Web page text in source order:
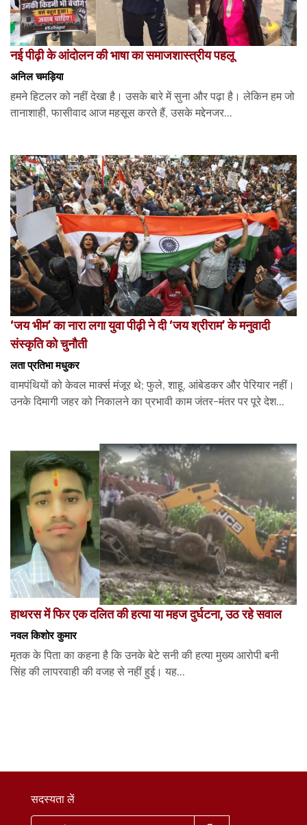
नई पीढ़ी के आंदोलन की भाषा का समाजशास्त्रीय पहलू
अनिल चमड़िया
हमने हिटलर को नहीं देखा है। उसके बारे में सुना और पढ़ा है। लेकिन हम जो
तानाशाही, फासीवाद आज महसूस करते हैं, उसके मद्देनजर...
‘जय भीम’ का नारा लगा युवा पीढ़ी ने दी ‘जय श्रीराम’ के मनुवादी
संस्कृति को चुनौती
लता प्रतिभा मधुकर
वामपंथियों को केवल मार्क्स मंजूर थे; फुले, शाहू, आंबेडकर और पेरियार नहीं।
उनके दिमागी जहर को निकालने का प्रभावी काम जंतर-मंतर पर पूरे देश...
हाथरस में फिर एक दलित की हत्या या महज दुर्घटना, उठ रहे सवाल
नवल किशोर कुमार
मृतक के पिता का कहना है कि उनके बेटे सनी की हत्या मुख्य आरोपी बनी
सिंह की लापरवाही की वजह से नहीं हुई। यह...
सदस्यता लें